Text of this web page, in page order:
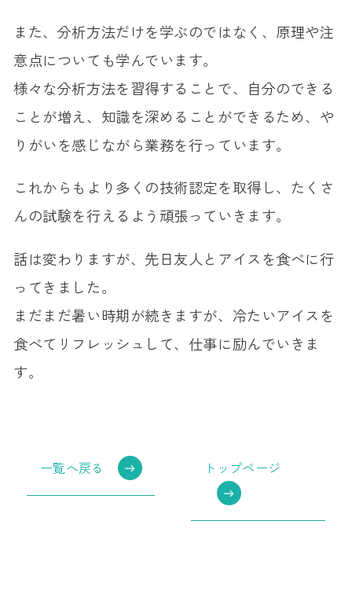
また、分析方法だけを学ぶのではなく、原理や注
意点についても学んでいます。
様々な分析方法を習得することで、自分のできる
ことが増え、知識を深めることができるため、や
りがいを感じながら業務を行っています。
これからもより多くの技術認定を取得し、たくさ
んの試験を行えるよう頑張っていきます。
話は変わりますが、先日友人とアイスを食べに行
ってきました。
まだまだ暑い時期が続きますが、冷たいアイスを
食べてリフレッシュして、仕事に励んでいきま
す。
一覧へ戻る トップページ